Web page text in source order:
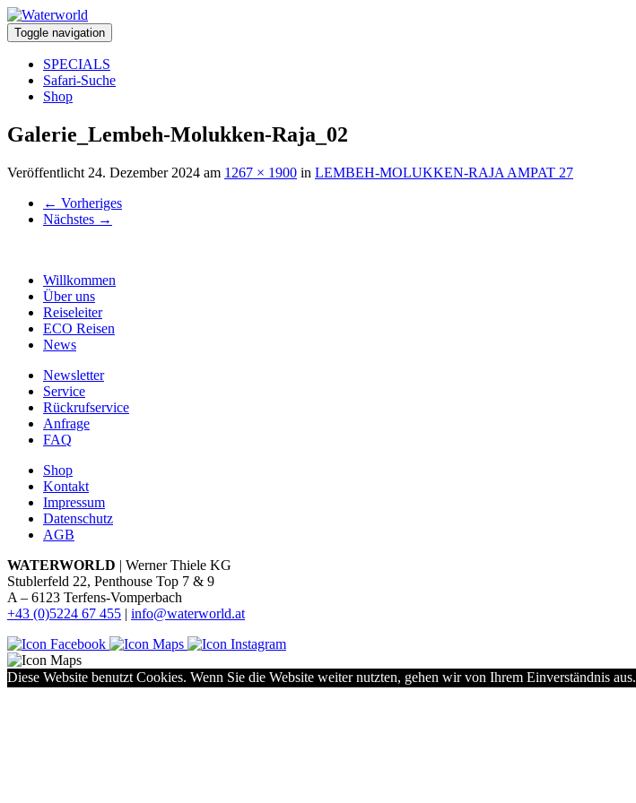
Toggle navigation
SPECIALS
Safari-Suche
Shop
Galerie_Lembeh-Molukken-Raja_02
Veröffentlicht 24. Dezember 2024 am 1267 × 1900 in LEMBEH-MOLUKKEN-RAJA AMPAT 27
← Vorheriges
Nächstes →
Willkommen
Über uns
Reiseleiter
ECO Reisen
News
Newsletter
Service
Rückrufservice
Anfrage
FAQ
Shop
Kontakt
Impressum
Datenschutz
AGB
WATERWORLD | Werner Thiele KG
Stublerfeld 22, Penthouse Top 7 & 9
A – 6123 Terfens-Vomperbach
+43 (0)5224 67 455 | info@waterworld.at
Diese Website benutzt Cookies. Wenn Sie die Website weiter nutzten, gehen wir von Ihrem Einverständnis aus.